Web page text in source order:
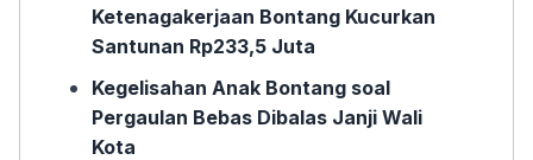
Ketenagakerjaan Bontang Kucurkan
Santunan Rp233,5 Juta
Kegelisahan Anak Bontang soal
Pergaulan Bebas Dibalas Janji Wali
Kota